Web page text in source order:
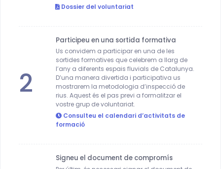
Dossier del voluntariat
2
Participeu en una sortida formativa
Us convidem a participar en una de les
sortides formatives que celebrem a llarg de
l’any a diferents espais fluvials de Catalunya.
D’una manera divertida i participativa us
mostrarem la metodologia d’inspecció de
rius. Aquest és el pas previ a formalitzar el
vostre grup de voluntariat.
Consulteu el calendari d’activitats de
formació
Signeu el document de compromís